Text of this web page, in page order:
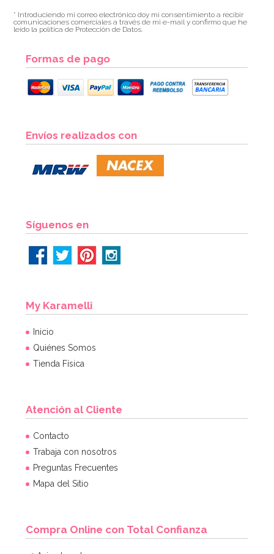
* Introduciendo mi correo electrónico doy mi consentimiento a recibir
comunicaciones comerciales a través de mi e-mail y confirmo que he
leído la política de Protección de Datos.
Formas de pago
Envíos realizados con
Síguenos en
My Karamelli
Inicio
Quiénes Somos
Tienda Física
Atención al Cliente
Contacto
Trabaja con nosotros
Preguntas Frecuentes
Mapa del Sitio
Compra Online con Total Confianza